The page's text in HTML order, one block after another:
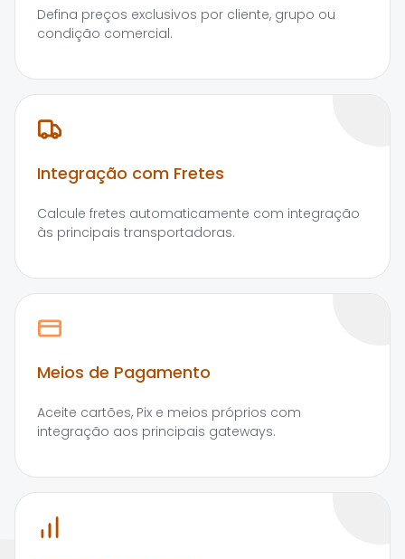
Defina preços exclusivos por cliente, grupo ou
condição comercial.
Integração com Fretes
Calcule fretes automaticamente com integração
às principais transportadoras.
Meios de Pagamento
Aceite cartões, Pix e meios próprios com
integração aos principais gateways.